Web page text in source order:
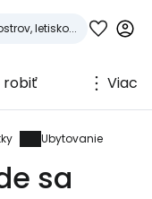
robiť Viac
Ubytovanie
sa